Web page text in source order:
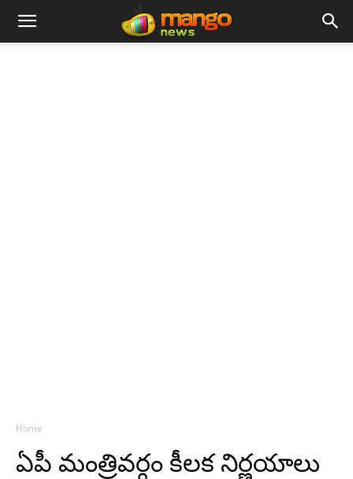
Home
ఏపీ మంత్రివర్గం కీలక నిర్ణయాలు